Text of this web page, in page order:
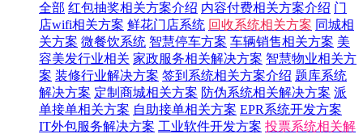
全部 红包抽奖相关方案介绍 内容付费相关方案介绍 门
店wifi相关方案 鲜花门店系统 回收系统相关方案 同城相
关方案 微餐饮系统 智慧停车方案 车辆销售相关方案 美
容美发行业相关 家政服务相关解决方案 智慧物业相关方
案 装修行业解决方案 签到系统相关方案介绍 题库系统
解决方案 定制商城相关方案 防伪系统相关解决方案 派
单接单相关方案 自助接单相关方案 EPR系统开发方案
IT外包服务解决方案 工业软件开发方案 投票系统相关解